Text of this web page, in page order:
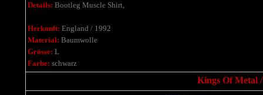
Details: Bootleg Muscle Shirt,
Herkunft: England / 1992
Material: Baumwolle
Grösse: L
Farbe: schwarz
Kings Of Metal